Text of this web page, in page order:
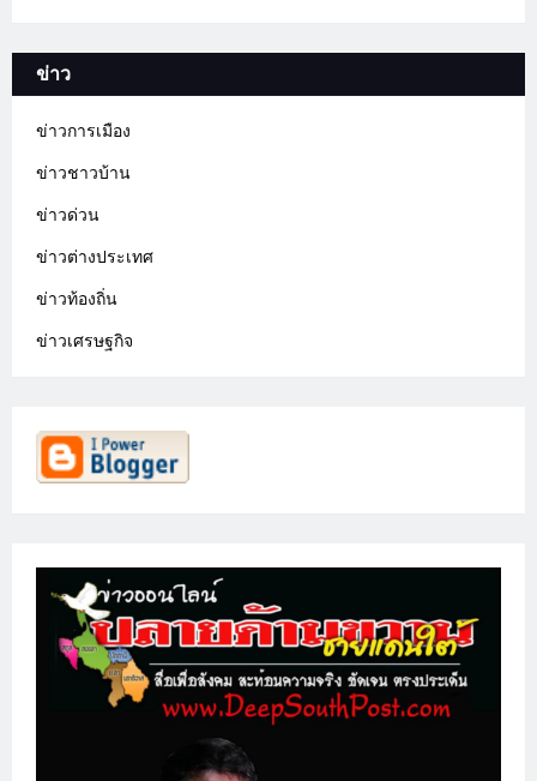
ข่าว
ข่าวการเมือง
ข่าวชาวบ้าน
ข่าวด่วน
ข่าวต่างประเทศ
ข่าวท้องถิ่น
ข่าวเศรษฐกิจ